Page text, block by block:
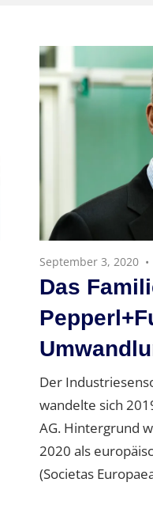
September 3, 2020
Das
Der
wandelte sich
AG. Hintergrund
2020 als
(Societas